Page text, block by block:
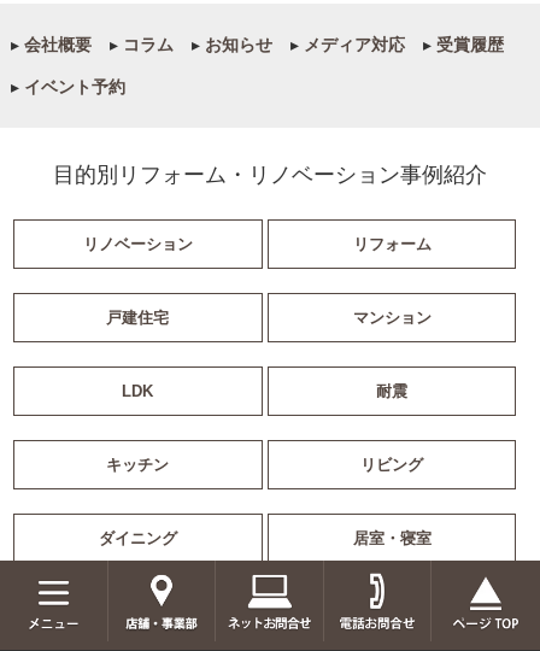
▸会社概要 ▸コラム ▸お知らせ ▸メディア対応 ▸受賞履歴
▸イベント予約
目的別リフォーム・リノベーション事例紹介
リノベーション リフォーム
戸建住宅 マンション
LDK 耐震
キッチン リビング
ダイニング 居室・寝室
トイレ